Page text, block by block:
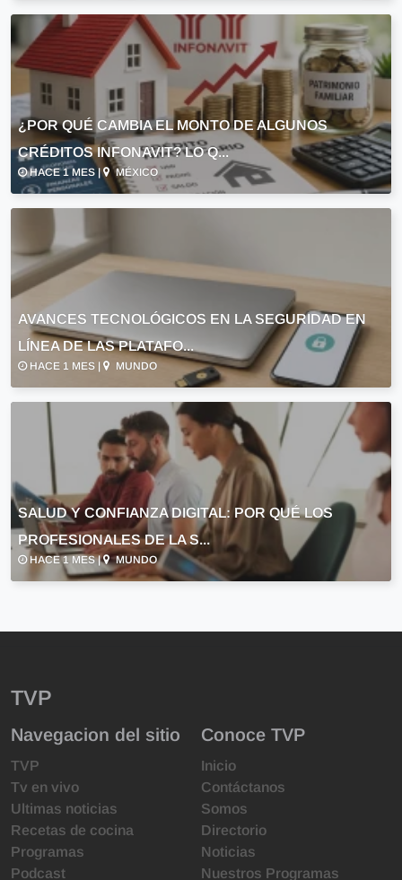
¿POR QUÉ CAMBIA EL MONTO DE ALGUNOS
CRÉDITOS INFONAVIT? LO Q...
HACE 1 MES | MÉXICO
AVANCES TECNOLÓGICOS EN LA SEGURIDAD EN
LÍNEA DE LAS PLATAFO...
HACE 1 MES | MUNDO
SALUD Y CONFIANZA DIGITAL: POR QUÉ LOS
PROFESIONALES DE LA S...
HACE 1 MES | MUNDO
TVP
Navegacion del sitio
TVP
Tv en vivo
Ultimas noticias
Recetas de cocina
Programas
Podcast
Conoce TVP
Inicio
Contáctanos
Somos
Directorio
Noticias
Nuestros Programas